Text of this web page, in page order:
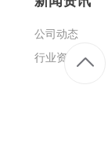
公司动态
行业资讯